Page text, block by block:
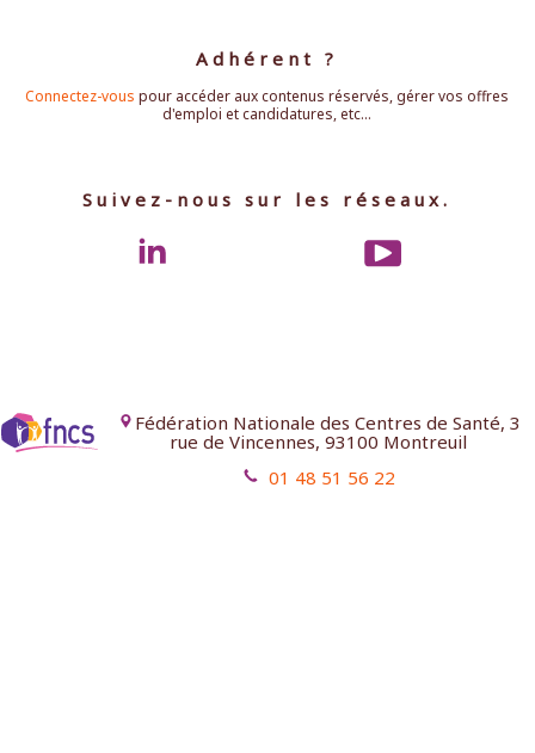
Adhérent ?
Connectez-vous pour accéder aux contenus réservés, gérer vos offres
d'emploi et candidatures, etc...
Suivez-nous sur les réseaux.
Fédération Nationale des Centres de Santé, 3
rue de Vincennes, 93100 Montreuil
01 48 51 56 22